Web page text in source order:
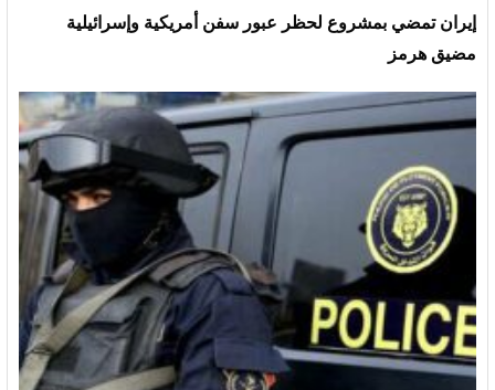
إيران تمضي بمشروع لحظر عبور سفن أمريكية وإسرائيلية
مضيق هرمز